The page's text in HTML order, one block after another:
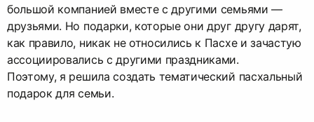
большой компанией вместе с другими семьями —
друзьями. Но подарки, которые они друг другу дарят,
как правило, никак не относились к Пасхе и зачастую
ассоциировались с другими праздниками.
Поэтому, я решила создать тематический пасхальный
подарок для семьи.